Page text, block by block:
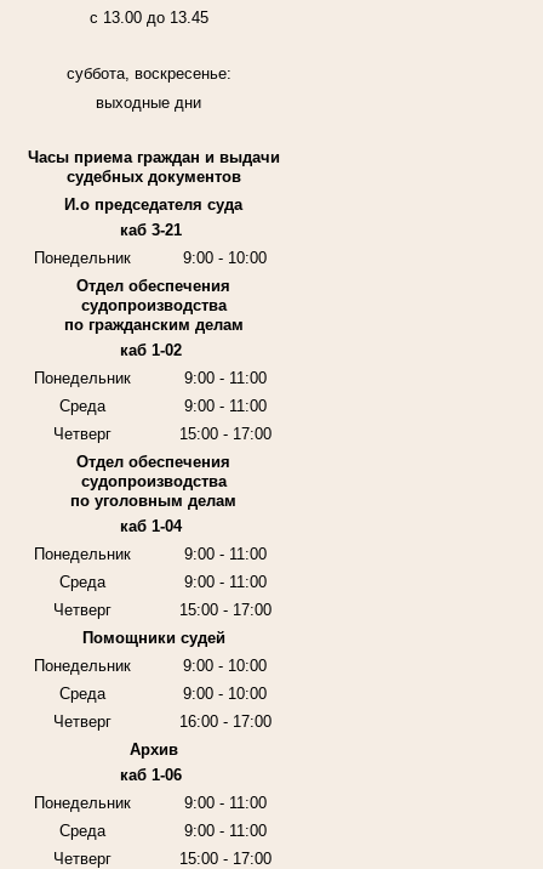
с 13.00 до 13.45
суббота, воскресенье:
выходные дни
Часы приема граждан и выдачи
судебных документов
И.о председателя суда
каб 3-21
Понедельник
9:00 - 10:00
Отдел обеспечения
судопроизводства
по гражданским делам
каб 1-02
Понедельник
9:00 - 11:00
Среда
9:00 - 11:00
Четверг
15:00 - 17:00
Отдел обеспечения
судопроизводства
по уголовным делам
каб 1-04
Понедельник
9:00 - 11:00
Среда
9:00 - 11:00
Четверг
15:00 - 17:00
Помощники судей
Понедельник
9:00 - 10:00
Среда
9:00 - 10:00
Четверг
16:00 - 17:00
Архив
каб 1-06
Понедельник
9:00 - 11:00
Среда
9:00 - 11:00
Четверг
15:00 - 17:00